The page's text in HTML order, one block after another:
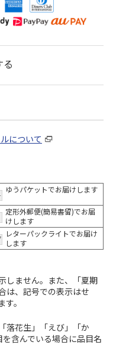
る
について
ゆうパケットでお届けします
定形外郵便(簡易書留)でお届
けします
レターパックライトでお届け
します
しません。また、「夏期
は、記号での表示はせ
。
落花生」「えび」「か
含んでいる場合に品目名